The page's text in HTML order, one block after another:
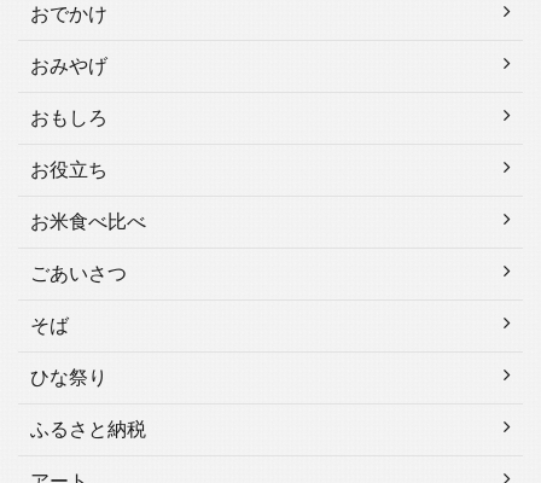
おでかけ
おみやげ
おもしろ
お役立ち
お米食べ比べ
ごあいさつ
そば
ひな祭り
ふるさと納税